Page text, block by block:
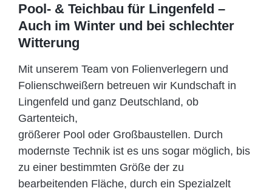
Pool- & Teichbau für Lingenfeld –
Auch im Winter und bei schlechter
Witterung
Mit unserem Team von Folienverlegern und
Folien­schweißern betreuen wir Kundschaft in
Lingenfeld und ganz Deutschland, ob
Gartenteich,
größerer Pool oder Großbaustellen. Durch
modernste Technik ist es uns sogar möglich, bis
zu einer bestimmten Größe der zu
bearbeitenden Fläche, durch ein Spezi­alzelt